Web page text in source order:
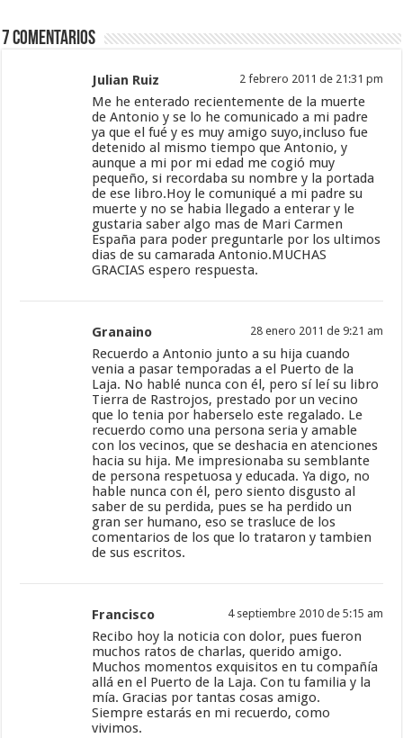
7 Comentarios
Julian Ruiz 2 febrero 2011 de 21:31 pm
Me he enterado recientemente de la muerte
de Antonio y se lo he comunicado a mi padre
ya que el fué y es muy amigo suyo,incluso fue
detenido al mismo tiempo que Antonio, y
aunque a mi por mi edad me cogió muy
pequeño, si recordaba su nombre y la portada
de ese libro.Hoy le comuniqué a mi padre su
muerte y no se habia llegado a enterar y le
gustaria saber algo mas de Mari Carmen
España para poder preguntarle por los ultimos
dias de su camarada Antonio.MUCHAS
GRACIAS espero respuesta.
Granaino 28 enero 2011 de 9:21 am
Recuerdo a Antonio junto a su hija cuando
venia a pasar temporadas a el Puerto de la
Laja. No hablé nunca con él, pero sí leí su libro
Tierra de Rastrojos, prestado por un vecino
que lo tenia por haberselo este regalado. Le
recuerdo como una persona seria y amable
con los vecinos, que se deshacia en atenciones
hacia su hija. Me impresionaba su semblante
de persona respetuosa y educada. Ya digo, no
hable nunca con él, pero siento disgusto al
saber de su perdida, pues se ha perdido un
gran ser humano, eso se trasluce de los
comentarios de los que lo trataron y tambien
de sus escritos.
Francisco 4 septiembre 2010 de 5:15 am
Recibo hoy la noticia con dolor, pues fueron
muchos ratos de charlas, querido amigo.
Muchos momentos exquisitos en tu compañía
allá en el Puerto de la Laja. Con tu familia y la
mía. Gracias por tantas cosas amigo.
Siempre estarás en mi recuerdo, como
vivimos.